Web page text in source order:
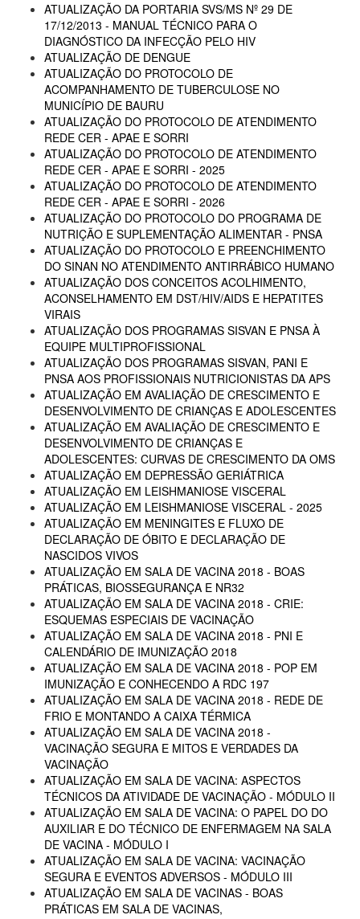
ATUALIZAÇÃO DA PORTARIA SVS/MS Nº 29 DE
17/12/2013 - MANUAL TÉCNICO PARA O
DIAGNÓSTICO DA INFECÇÃO PELO HIV
ATUALIZAÇÃO DE DENGUE
ATUALIZAÇÃO DO PROTOCOLO DE
ACOMPANHAMENTO DE TUBERCULOSE NO
MUNICÍPIO DE BAURU
ATUALIZAÇÃO DO PROTOCOLO DE ATENDIMENTO
REDE CER - APAE E SORRI
ATUALIZAÇÃO DO PROTOCOLO DE ATENDIMENTO
REDE CER - APAE E SORRI - 2025
ATUALIZAÇÃO DO PROTOCOLO DE ATENDIMENTO
REDE CER - APAE E SORRI - 2026
ATUALIZAÇÃO DO PROTOCOLO DO PROGRAMA DE
NUTRIÇÃO E SUPLEMENTAÇÃO ALIMENTAR - PNSA
ATUALIZAÇÃO DO PROTOCOLO E PREENCHIMENTO
DO SINAN NO ATENDIMENTO ANTIRRÁBICO HUMANO
ATUALIZAÇÃO DOS CONCEITOS ACOLHIMENTO,
ACONSELHAMENTO EM DST/HIV/AIDS E HEPATITES
VIRAIS
ATUALIZAÇÃO DOS PROGRAMAS SISVAN E PNSA À
EQUIPE MULTIPROFISSIONAL
ATUALIZAÇÃO DOS PROGRAMAS SISVAN, PANI E
PNSA AOS PROFISSIONAIS NUTRICIONISTAS DA APS
ATUALIZAÇÃO EM AVALIAÇÃO DE CRESCIMENTO E
DESENVOLVIMENTO DE CRIANÇAS E ADOLESCENTES
ATUALIZAÇÃO EM AVALIAÇÃO DE CRESCIMENTO E
DESENVOLVIMENTO DE CRIANÇAS E
ADOLESCENTES: CURVAS DE CRESCIMENTO DA OMS
ATUALIZAÇÃO EM DEPRESSÃO GERIÁTRICA
ATUALIZAÇÃO EM LEISHMANIOSE VISCERAL
ATUALIZAÇÃO EM LEISHMANIOSE VISCERAL - 2025
ATUALIZAÇÃO EM MENINGITES E FLUXO DE
DECLARAÇÃO DE ÓBITO E DECLARAÇÃO DE
NASCIDOS VIVOS
ATUALIZAÇÃO EM SALA DE VACINA 2018 - BOAS
PRÁTICAS, BIOSSEGURANÇA E NR32
ATUALIZAÇÃO EM SALA DE VACINA 2018 - CRIE:
ESQUEMAS ESPECIAIS DE VACINAÇÃO
ATUALIZAÇÃO EM SALA DE VACINA 2018 - PNI E
CALENDÁRIO DE IMUNIZAÇÃO 2018
ATUALIZAÇÃO EM SALA DE VACINA 2018 - POP EM
IMUNIZAÇÃO E CONHECENDO A RDC 197
ATUALIZAÇÃO EM SALA DE VACINA 2018 - REDE DE
FRIO E MONTANDO A CAIXA TÉRMICA
ATUALIZAÇÃO EM SALA DE VACINA 2018 -
VACINAÇÃO SEGURA E MITOS E VERDADES DA
VACINAÇÃO
ATUALIZAÇÃO EM SALA DE VACINA: ASPECTOS
TÉCNICOS DA ATIVIDADE DE VACINAÇÃO - MÓDULO II
ATUALIZAÇÃO EM SALA DE VACINA: O PAPEL DO DO
AUXILIAR E DO TÉCNICO DE ENFERMAGEM NA SALA
DE VACINA - MÓDULO I
ATUALIZAÇÃO EM SALA DE VACINA: VACINAÇÃO
SEGURA E EVENTOS ADVERSOS - MÓDULO III
ATUALIZAÇÃO EM SALA DE VACINAS - BOAS
PRÁTICAS EM SALA DE VACINAS,